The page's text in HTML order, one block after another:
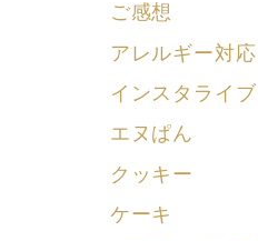
ご感想
アレルギー対応
インスタライブ
エヌぱん
クッキー
ケーキ